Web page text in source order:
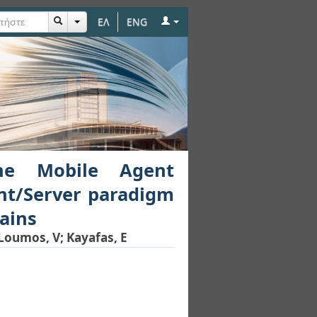
ΕΛ ENG
in comparison to
Domains
Mobile Agent
Server paradigm
V; Kayafas, E